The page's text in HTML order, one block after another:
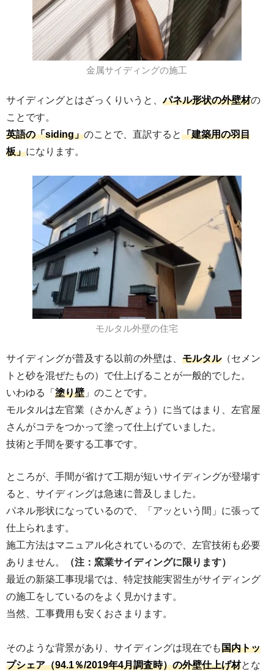
金属サイディングの施工
サイディングとはざっくりいうと、パネル形状の外壁材の
ことです。
英語の「siding」のことで、直訳すると「建築用の羽目
板」になります。
モルタル外壁の住宅
サイディングが普及する以前の外壁は、 モルタル（セメン
トと砂を混ぜたもの）で仕上げることが一般的でした。
いわゆる「 塗り壁 」のことです。
モルタルは左官業（さかんぎょう）に当てはまり、左官屋
さんがコテをつかって塗って仕上げていました。
技術と手間を要する工事です。
ところが、手間が省けて工期が短いサイディングが登場す
ると、サイディングは急速に普及しました。
パネル形状になっているので、「アッという間」に張って
仕上られます。
施工方法はマニュアル化されているので、左官技術も必要
ありません。
（注：窯業サイディングに限ります）
最近の新築工事現場では、特定技能実習生がサイディング
の施工をしているのをよく見かけます。
当然、工事費用も安くおさまります。
そのような背景があり、サイディングは現在でも国内トッ
プシェア（94.1％/2019年4月調査時）の外壁仕上げ材とな